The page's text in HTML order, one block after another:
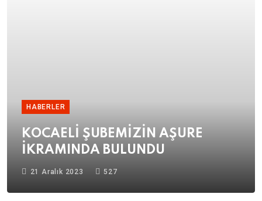
HABERLER
KOCAELİ ŞUBEMİZİN AŞURE
İKRAMINDA BULUNDU
21 Aralık 2023 527